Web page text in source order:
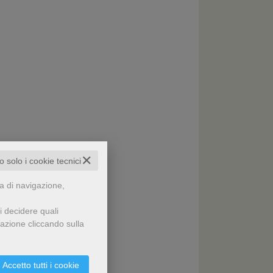
✕
solo i cookie tecnici
di navigazione,
decidere quali
cliccando sulla
Accetto tutti i cookie